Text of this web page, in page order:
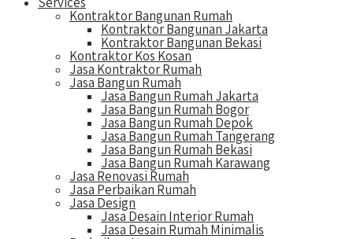
Kontraktor Bangunan Rumah
Kontraktor Bangunan Jakarta
Kontraktor Bangunan Bekasi
Kontraktor Kos Kosan
Jasa Kontraktor Rumah
Jasa Bangun Rumah
Jasa Bangun Rumah Jakarta
Jasa Bangun Rumah Bogor
Jasa Bangun Rumah Depok
Jasa Bangun Rumah Tangerang
Jasa Bangun Rumah Bekasi
Jasa Bangun Rumah Karawang
Jasa Renovasi Rumah
Jasa Perbaikan Rumah
Jasa Design
Jasa Desain Interior Rumah
Jasa Desain Rumah Minimalis